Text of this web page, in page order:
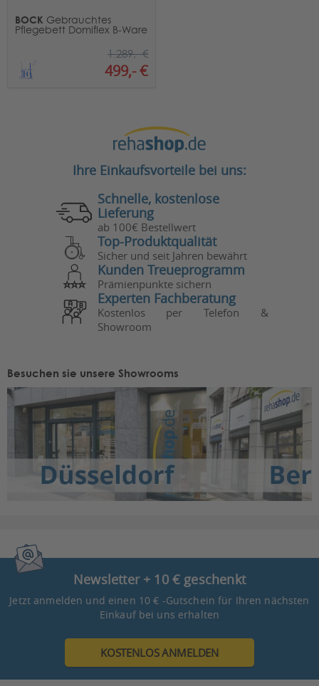
BOCK Gebrauchtes
Pflegebett Domiflex B-Ware
499,- €
1.289,- €
Ihre Einkaufsvorteile bei uns:
Schnelle, kostenlose
Lieferung
ab 100€ Bestellwert
Top-Produktqualität
Sicher und seit Jahren bewährt
Kunden Treueprogramm
Prämienpunkte sichern
Experten Fachberatung
Kostenlos per Telefon &
Showroom
Besuchen sie unsere Showrooms
Newsletter + 10 € geschenkt
Jetzt anmelden und einen 10 € -Gutschein für Ihren nächsten
Einkauf bei uns erhalten
KOSTENLOS ANMELDEN